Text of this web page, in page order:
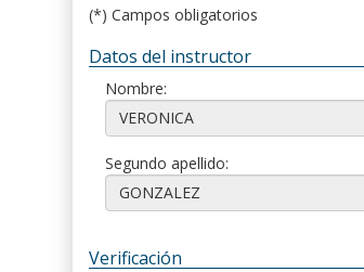
(*) Campos obligatorios
Datos del instructor
Nombre:
Segundo apellido:
Verificación